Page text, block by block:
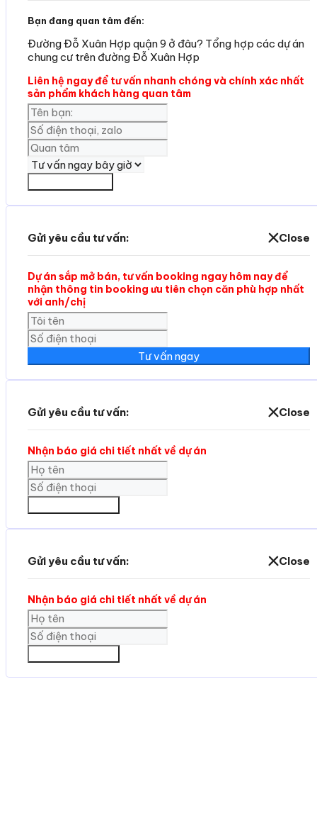
Bạn đang quan tâm đến:
Đường Đỗ Xuân Hợp quận 9 ở đâu? Tổng hợp các dự án
chung cư trên đường Đỗ Xuân Hợp
Liên hệ ngay để tư vấn nhanh chóng và chính xác nhất
sản phẩm khách hàng quan tâm
Gửi yêu cầu tư vấn: Close
Dự án sắp mở bán, tư vấn booking ngay hôm nay để
nhận thông tin booking ưu tiên chọn căn phù hợp nhất
với anh/chị
Tư vấn ngay
Gửi yêu cầu tư vấn: Close
Nhận báo giá chi tiết nhất về dự án
Gửi yêu cầu tư vấn: Close
Nhận báo giá chi tiết nhất về dự án